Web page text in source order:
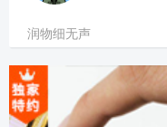
润物细无声